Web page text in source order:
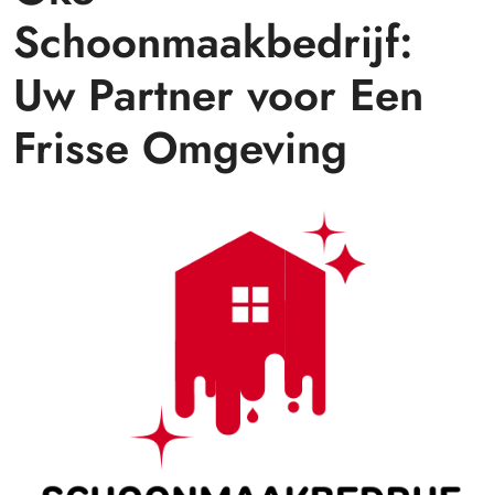
Schoonmaakbedrijf:
Uw Partner voor Een
Frisse Omgeving